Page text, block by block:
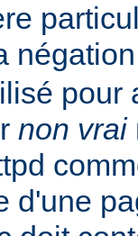
pour
non vrai
d'une